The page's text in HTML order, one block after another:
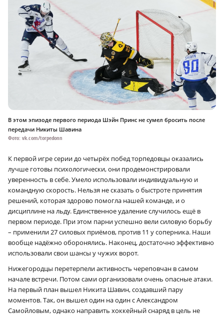
В этом эпизоде первого периода Шэйн Принс не сумел бросить после
передачи Никиты Шавина
Фото: vk.com/torpedonn
К первой игре серии до четырёх побед торпедовцы оказались
лучше готовы психологически, они продемонстрировали
уверенность в себе. Умело использовали индивидуальную и
командную скорость. Нельзя не сказать о быстроте принятия
решений, которая здорово помогла нашей команде, и о
дисциплине на льду. Единственное удаление случилось ещё в
первом периоде. При этом парни успешно вели силовую борьбу
– применили 27 силовых приёмов, против 11 у соперника. Наши
вообще надёжно оборонялись. Наконец, достаточно эффективно
использовали свои шансы у чужих ворот.
Нижегородцы перетерпели активность череповчан в самом
начале встречи. Потом сами организовали очень опасные атаки.
На первый план вышел Никита Шавин, создавший пару
моментов. Так, он вышел один на один с Александром
Самойловым, однако направить хоккейный снаряд в цель не